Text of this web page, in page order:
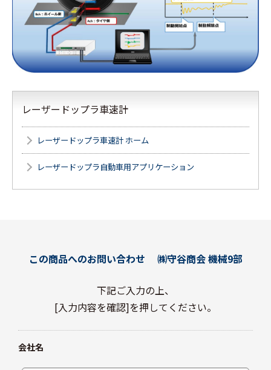
レーザードップラ車速計
レーザードップラ車速計 ホーム
レーザードップラ自動車用アプリケーション
この商品へのお問い合わせ ㈱守谷商会 機械9部
下記ご入力の上、
[入力内容を確認]を押してください。
会社名